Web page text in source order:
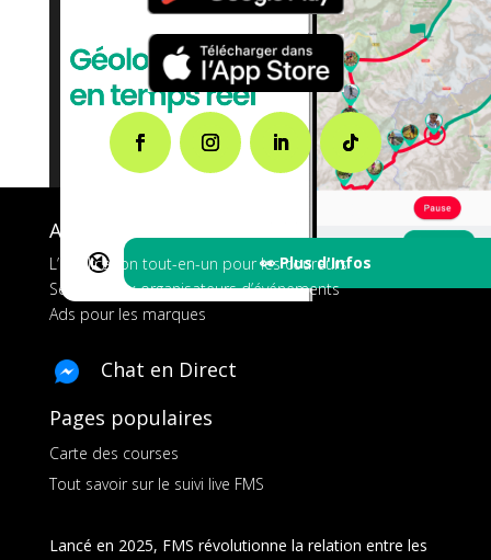
🔇 👀 Plus d'Infos
A propos de FMS
L’application tout-en-un pour les coureurs
Services aux organisateurs d’événements
Ads pour les marques
Chat en Direct
Pages populaires
Carte des courses
Tout savoir sur le suivi live FMS
Lancé en 2025, FMS révolutionne la relation entre les